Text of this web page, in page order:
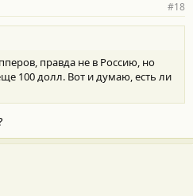
#18
правда не в Россию, но
100 долл. Вот и думаю, есть ли